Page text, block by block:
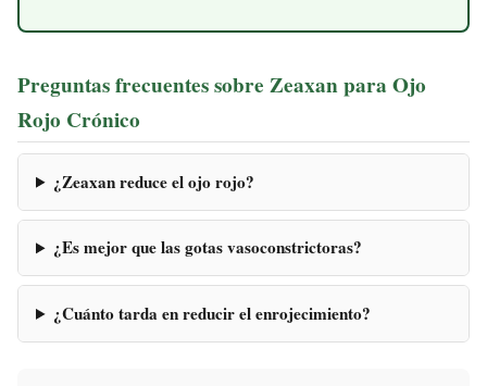
Preguntas frecuentes sobre Zeaxan para Ojo
Rojo Crónico
¿Zeaxan reduce el ojo rojo?
¿Es mejor que las gotas vasoconstrictoras?
¿Cuánto tarda en reducir el enrojecimiento?